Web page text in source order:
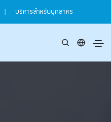
| บริการสำหรับบุคลากร